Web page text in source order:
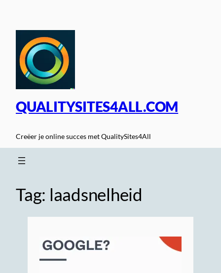
inhoud
QUALITYSITES4ALL.COM
Creëer je online succes met QualitySites4All
Tag: laadsnelheid